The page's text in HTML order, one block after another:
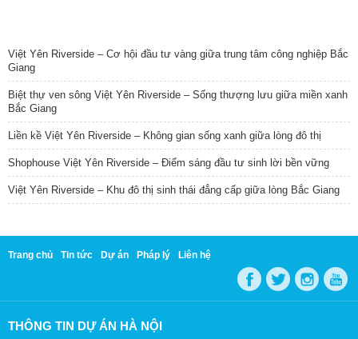
Việt Yên Riverside – Cơ hội đầu tư vàng giữa trung tâm công nghiệp Bắc
Giang
Biệt thự ven sông Việt Yên Riverside – Sống thượng lưu giữa miền xanh
Bắc Giang
Liền kề Việt Yên Riverside – Không gian sống xanh giữa lòng đô thị
Shophouse Việt Yên Riverside – Điểm sáng đầu tư sinh lời bền vững
Việt Yên Riverside – Khu đô thị sinh thái đẳng cấp giữa lòng Bắc Giang
Trang chủ Tin tức Dự án Pháp lý Liên hệ
THÔNG TIN DỰ ÁN HÀ NỘI